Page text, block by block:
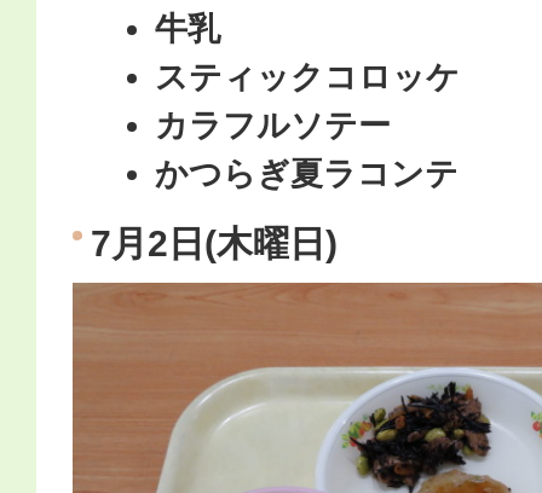
牛乳
スティックコロッケ
カラフルソテー
かつらぎ夏ラコンテ
7月2日(木曜日)